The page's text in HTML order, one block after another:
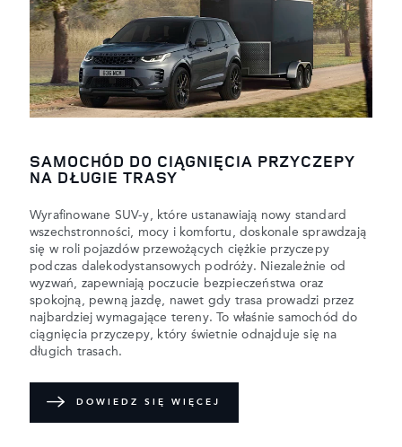
SAMOCHÓD DO CIĄGNIĘCIA PRZYCZEPY
NA DŁUGIE TRASY
Wyrafinowane SUV-y, które ustanawiają nowy standard
wszechstronności, mocy i komfortu, doskonale sprawdzają
się w roli pojazdów przewożących ciężkie przyczepy
podczas dalekodystansowych podróży. Niezależnie od
wyzwań, zapewniają poczucie bezpieczeństwa oraz
spokojną, pewną jazdę, nawet gdy trasa prowadzi przez
najbardziej wymagające tereny. To właśnie samochód do
ciągnięcia przyczepy, który świetnie odnajduje się na
długich trasach.
DOWIEDZ SIĘ WIĘCEJ